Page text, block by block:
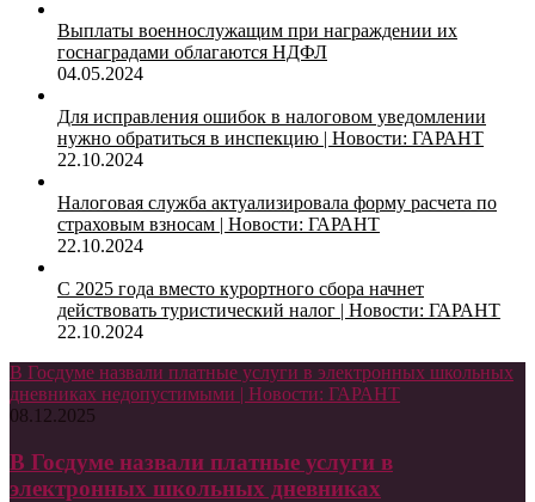
Выплаты военнослужащим при награждении их
госнаградами облагаются НДФЛ
04.05.2024
Для исправления ошибок в налоговом уведомлении
нужно обратиться в инспекцию | Новости: ГАРАНТ
22.10.2024
Налоговая служба актуализировала форму расчета по
страховым взносам | Новости: ГАРАНТ
22.10.2024
С 2025 года вместо курортного сбора начнет
действовать туристический налог | Новости: ГАРАНТ
22.10.2024
В Госдуме назвали платные услуги в электронных школьных
дневниках недопустимыми | Новости: ГАРАНТ
08.12.2025
В Госдуме назвали платные услуги в
электронных школьных дневниках